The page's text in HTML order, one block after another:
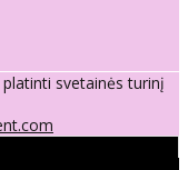
svetainės turinį